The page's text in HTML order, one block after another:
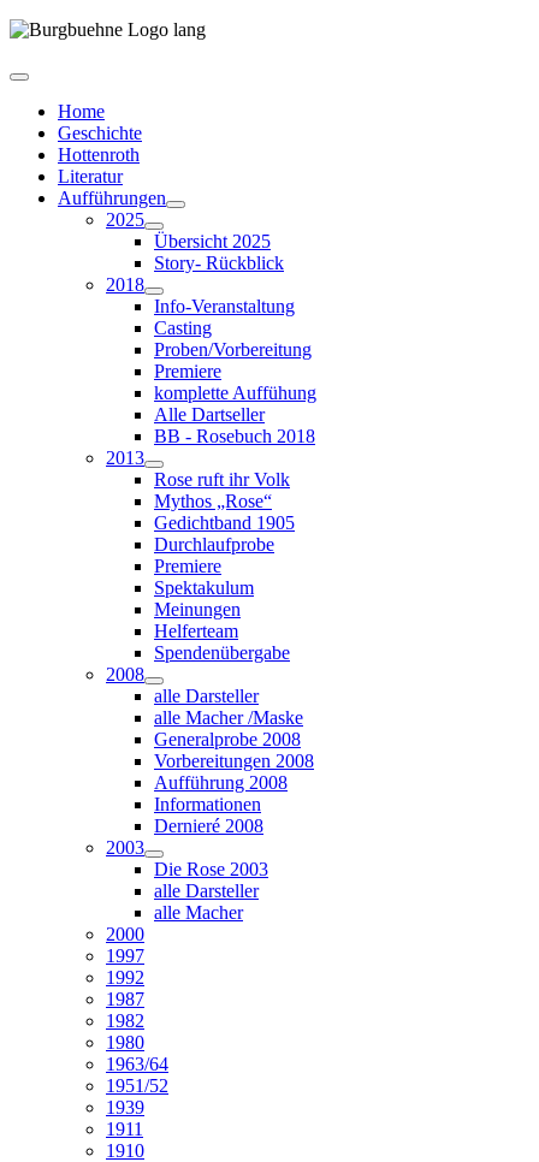
Home
Geschichte
Hottenroth
Literatur
Aufführungen
2025
Übersicht 2025
Story- Rückblick
2018
Info-Veranstaltung
Casting
Proben/Vorbereitung
Premiere
komplette Auffühung
Alle Dartseller
BB - Rosebuch 2018
2013
Rose ruft ihr Volk
Mythos „Rose“
Gedichtband 1905
Durchlaufprobe
Premiere
Spektakulum
Meinungen
Helferteam
Spendenübergabe
2008
alle Darsteller
alle Macher /Maske
Generalprobe 2008
Vorbereitungen 2008
Aufführung 2008
Informationen
Dernieré 2008
2003
Die Rose 2003
alle Darsteller
alle Macher
2000
1997
1992
1987
1982
1980
1963/64
1951/52
1939
1911
1910